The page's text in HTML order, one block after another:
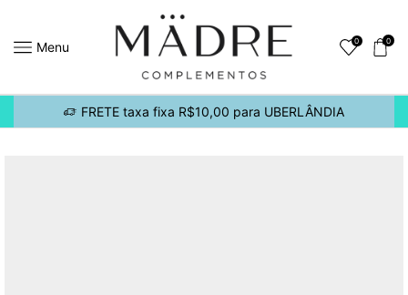
Menu 0 0
FRETE taxa fixa R$10,00 para UBERLÂNDIA